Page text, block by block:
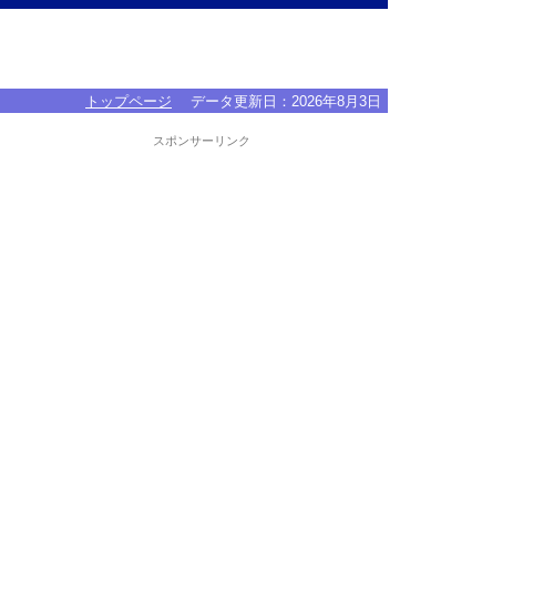
トップページ データ更新日： 2026年8月3日
スポンサーリンク